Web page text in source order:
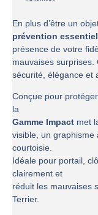
En plus d’être un
prévention essentiel
présence de votre
mauvaises surprises.
sécurité, élégance et
Conçue pour
la
Gamme Impact met
visible, un graphisme
courtoisie.
Idéale pour portail,
clairement et
réduit les mauvaises
Terrier.